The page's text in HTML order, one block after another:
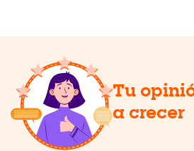
Tu
a crecer